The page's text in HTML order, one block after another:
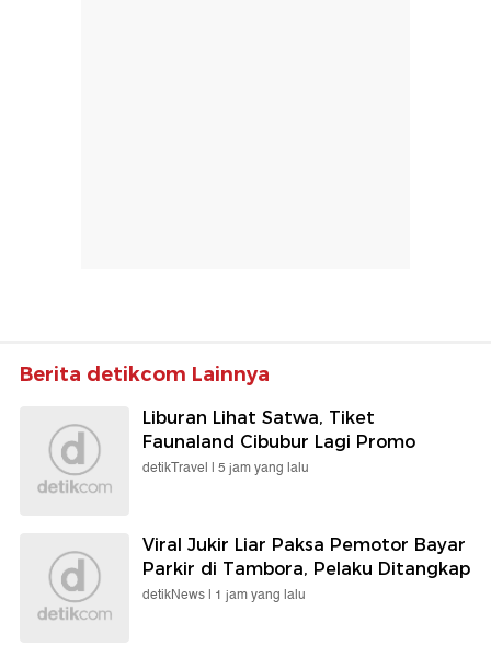
Berita detikcom Lainnya
Liburan Lihat Satwa, Tiket
Faunaland Cibubur Lagi Promo
detikTravel | 5 jam yang lalu
Viral Jukir Liar Paksa Pemotor Bayar
Parkir di Tambora, Pelaku Ditangkap
detikNews | 1 jam yang lalu